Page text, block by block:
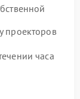
проекторов
часа